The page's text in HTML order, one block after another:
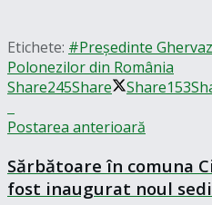
Etichete: #Președinte
Polonezilor din România
Share245Share Share153
Postarea anterioară
Sărbătoare în comuna
fost inaugurat noul